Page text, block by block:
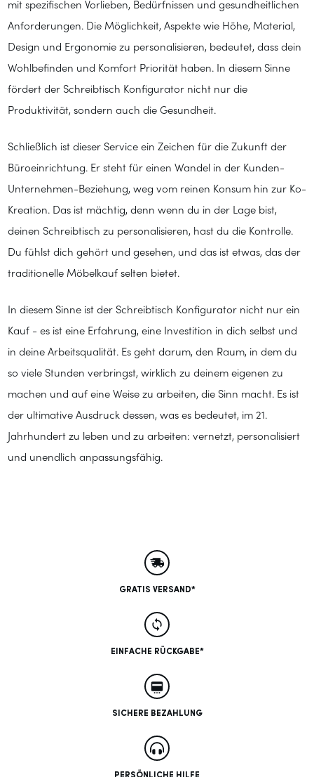
mit spezifischen Vorlieben, Bedürfnissen und gesundheitlichen
Anforderungen. Die Möglichkeit, Aspekte wie Höhe, Material,
Design und Ergonomie zu personalisieren, bedeutet, dass dein
Wohlbefinden und Komfort Priorität haben. In diesem Sinne
fördert der Schreibtisch Konfigurator nicht nur die
Produktivität, sondern auch die Gesundheit.
Schließlich ist dieser Service ein Zeichen für die Zukunft der
Büroeinrichtung. Er steht für einen Wandel in der Kunden-
Unternehmen-Beziehung, weg vom reinen Konsum hin zur Ko-
Kreation. Das ist mächtig, denn wenn du in der Lage bist,
deinen Schreibtisch zu personalisieren, hast du die Kontrolle.
Du fühlst dich gehört und gesehen, und das ist etwas, das der
traditionelle Möbelkauf selten bietet.
In diesem Sinne ist der Schreibtisch Konfigurator nicht nur ein
Kauf - es ist eine Erfahrung, eine Investition in dich selbst und
in deine Arbeitsqualität. Es geht darum, den Raum, in dem du
so viele Stunden verbringst, wirklich zu deinem eigenen zu
machen und auf eine Weise zu arbeiten, die Sinn macht. Es ist
der ultimative Ausdruck dessen, was es bedeutet, im 21.
Jahrhundert zu leben und zu arbeiten: vernetzt, personalisiert
und unendlich anpassungsfähig.
GRATIS VERSAND*
EINFACHE RÜCKGABE*
SICHERE BEZAHLUNG